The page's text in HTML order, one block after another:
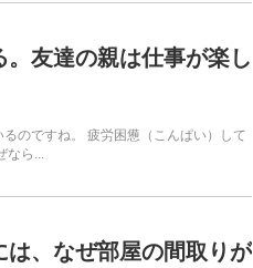
友達の親は仕事が楽し
のですね。 疲労困憊（こんぱい）して
なら...
、なぜ部屋の間取りが